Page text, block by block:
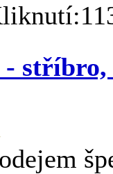
stříbro,